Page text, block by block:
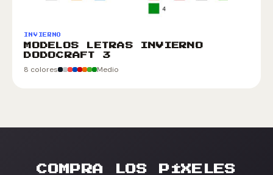
INVIERNO
MODELOS LETRAS INVIERNO
DODOCRAFT 3
8 colores Medio
COMPRA LOS PÍXELES